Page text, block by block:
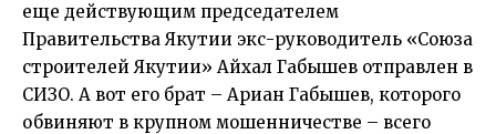
еще действующим председателем
Правительства Якутии экс-руководитель «Союза
строителей Якутии» Айхал Габышев отправлен в
СИЗО. А вот его брат – Ариан Габышев, которого
обвиняют в крупном мошенничестве – всего